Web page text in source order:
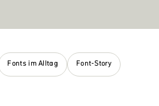
Fonts im Alltag Font-Story